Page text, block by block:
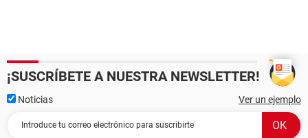
¡SUSCRÍBETE A NUESTRA NEWSLETTER!
Noticias Ver un ejemplo